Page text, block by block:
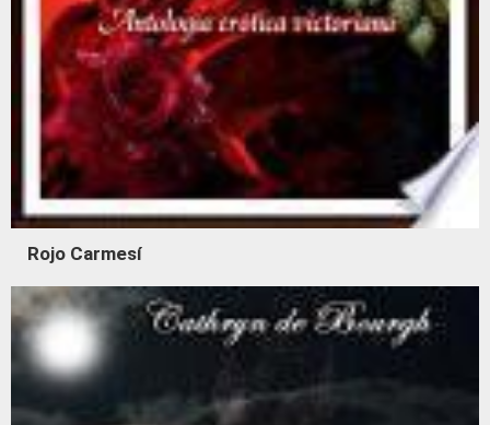
Rojo Carmesí